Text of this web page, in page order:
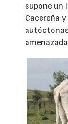
supone un
Cacereña